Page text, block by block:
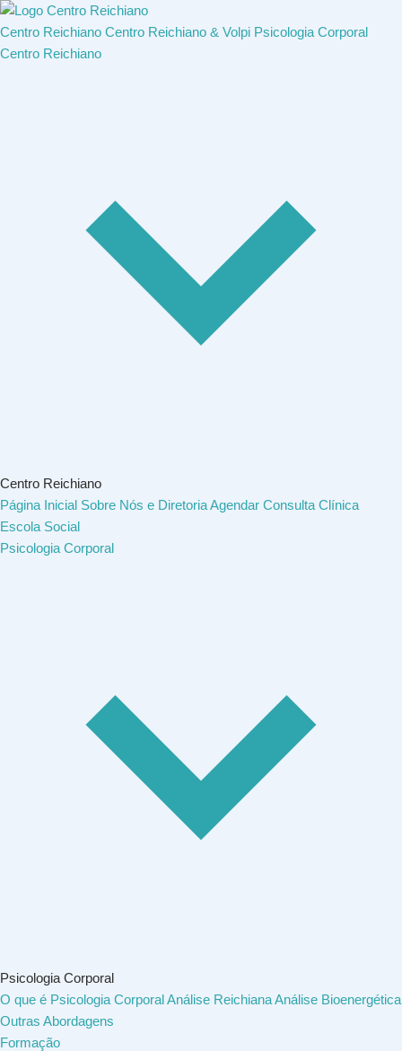
Centro Reichiano Centro Reichiano & Volpi Psicologia Corporal
Centro Reichiano
Centro Reichiano
Página Inicial Sobre Nós e DiretoriaAgendar Consulta Clínica
Escola Social
Psicologia Corporal
Psicologia Corporal
O que é Psicologia CorporalAnálise ReichianaAnálise Bioenergética
Outras Abordagens
Formação